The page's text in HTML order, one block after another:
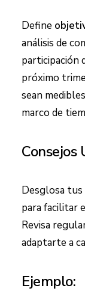
Define
análisis de
participación
próximo
sean
marco de
Consejos
Desglosa
para facilitar
Revisa
adaptarte a
Ejemplo: